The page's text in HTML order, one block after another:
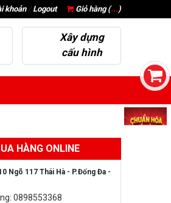
Giỏ hàng (...)
khoản/ Logout
Xây dựng
cấu hình
HÀNG ONLINE
Ngõ 117 Thái Hà - P.Đống Đa -
0898553368